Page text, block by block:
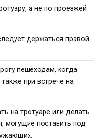
а не по проезжей
держаться правой
пешеходам, когда
при встрече на
на тротуаре или делать
могущие поставить под